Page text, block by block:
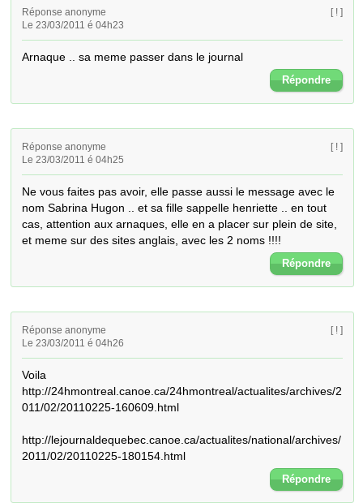
Réponse anonyme
Le 23/03/2011 é 04h23
[ ! ]
Arnaque .. sa meme passer dans le journal
Répondre
Réponse anonyme
Le 23/03/2011 é 04h25
[ ! ]
Ne vous faites pas avoir, elle passe aussi le message avec le
nom Sabrina Hugon .. et sa fille sappelle henriette .. en tout
cas, attention aux arnaques, elle en a placer sur plein de site,
et meme sur des sites anglais, avec les 2 noms !!!!
Répondre
Réponse anonyme
Le 23/03/2011 é 04h26
[ ! ]
Voila
http://24hmontreal.canoe.ca/24hmontreal/actualites/archives/2
011/02/20110225-160609.html
http://lejournaldequebec.canoe.ca/actualites/national/archives/
2011/02/20110225-180154.html
Répondre